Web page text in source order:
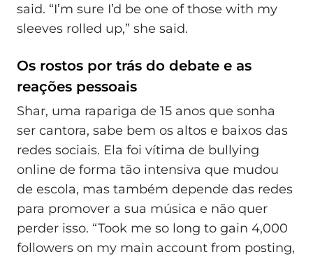
said. “I’m sure I’d be one of those with my
sleeves rolled up,” she said.
Os rostos por trás do debate e as
reações pessoais
Shar, uma rapariga de 15 anos que sonha
ser cantora, sabe bem os altos e baixos das
redes sociais. Ela foi vítima de bullying
online de forma tão intensiva que mudou
de escola, mas também depende das redes
para promover a sua música e não quer
perder isso. “Took me so long to gain 4,000
followers on my main account from posting,